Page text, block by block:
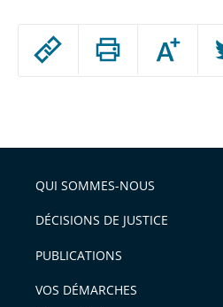
Passer
arriver
après
Augmenter
ou
l'article
pour
avant
QUI SOMMES-NOUS
DÉCISIONS DE JUSTICE
PUBLICATIONS
VOS DÉMARCHES